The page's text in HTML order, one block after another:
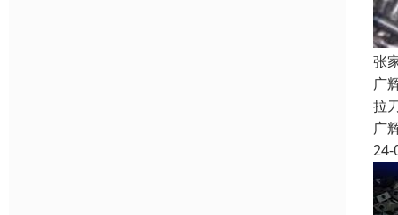
张
广
拉
广
24-